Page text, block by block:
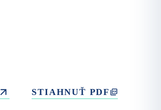
STIAHNUŤ PDF